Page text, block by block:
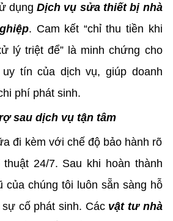
dụngDịch vụ sửa thiết bị nhà
. Cam kết “chỉ thu tiền khi
lý triệt để” là minh chứng cho
tín của dịch vụ, giúp doanh
phí phát sinh.
sau dịch vụ tận tâm
đi kèm với chế độ bảo hành rõ
24/7. Sau khi hoàn thành
của chúng tôi luôn sẵn sàng hỗ
cố phát sinh. Các vật tư nhà